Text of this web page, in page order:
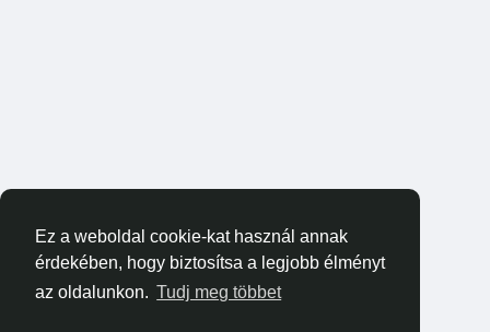
Ez a weboldal cookie-kat használ annak
érdekében, hogy biztosítsa a legjobb élményt
az oldalunkon. Tudj meg többet